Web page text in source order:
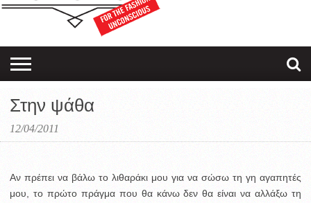
Στην ψάθα
12/04/2011
Aν πρέπει να βάλω το λιθαράκι μου για να σώσω τη γη αγαπητές
μου, το πρώτο πράγμα που θα κάνω δεν θα είναι να αλλάξω τη